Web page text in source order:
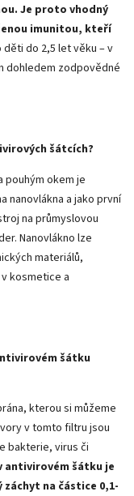
Je proto vhodný
imunitou, kteří
děti do 2,5 let věku – v
dohledem zodpovědné
šátcích?
pouhým okem je
nanovlákna a jako první
na průmyslovou
Nanovlákno lze
materiálů,
kosmetice a
šátku
kterou si můžeme
v tomto filtru jsou
bakterie, virus či
antivirovém šátku je
na částice 0,1-